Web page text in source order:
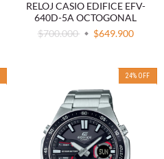
RELOJ CASIO EDIFICE EFV-
640D-5A OCTOGONAL
$700.000
$649.900
24% OFF